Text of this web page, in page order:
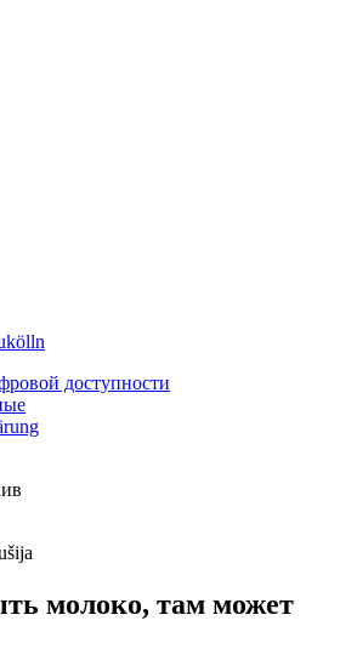
доступности
молоко, там может